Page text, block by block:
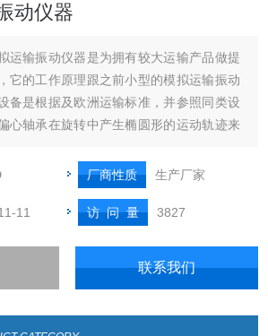
动仪器
运输振动仪器是为拥有较大运输产品做提
它的工作原理跟之前小型的模拟运输振动
备是根据及欧洲运输标准，并参照同类设
心轴承在旋转中产生椭圆形的运动轨迹来
，当偏心轴承转动时，测试平台的整个平
上下前后运动，调整偏心轴随转动速度相
行驶
厂商性质 生产厂家
11 访 问 量 3827
联系我们